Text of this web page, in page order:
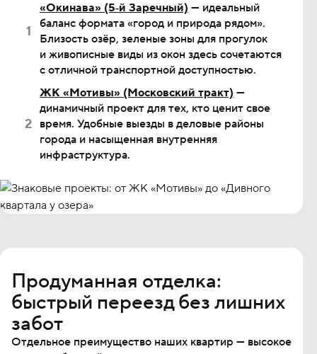
«Окинава» (5‐й Заречный) — идеальный
баланс формата «город и природа рядом».
Близость озёр, зеленые зоны для прогулок
и живописные виды из окон здесь сочетаются
с отличной транспортной доступностью.
ЖК «Мотивы» (Московский тракт) —
динамичный проект для тех, кто ценит свое
время. Удобные выезды в деловые районы
города и насыщенная внутренняя
инфраструктура.
Продуманная отделка:
быстрый переезд без лишних
забот
Отдельное преимущество наших квартир — высокое